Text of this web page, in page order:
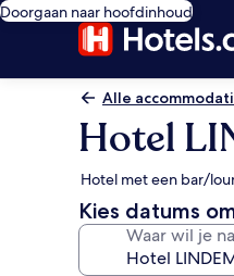
Doorgaan naar hoofdinhoud
Alle
Hotel
Hotel met een bar/
Kies datums
Waar wil je